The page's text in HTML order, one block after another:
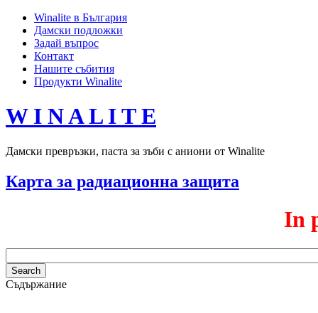
Winalite в България
Дамски подложки
Задай въпрос
Контакт
Нашите събития
Продукти Winalite
W I N A L I T E
Дамски превръзки, паста за зъби с аниони от Winalite
Карта за радиационна защита
In
Съдържание